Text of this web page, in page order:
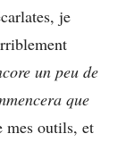
je
un peu de
que
mes outils, et